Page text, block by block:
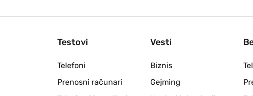
Testovi
Telefoni
Prenosni računari
Vesti
Biznis
Gejming